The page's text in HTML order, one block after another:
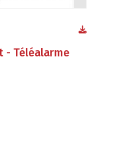
- Téléalarme